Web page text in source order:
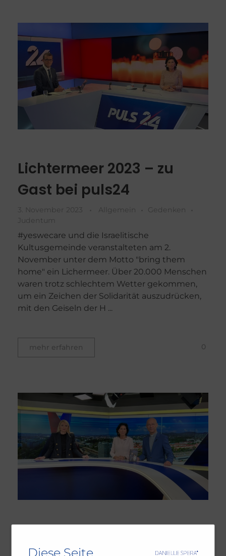
Lichtermeer 2023 – zu
Gast bei puls24
3. November 2023 Allgemein
Gedenken
Judentum
#yeswecare und die Israelitische
Kultusgemeinde veranstalteten am 2.
November unter dem Motto "bring them
home" ein Lichermeer. Über 20.000 Menschen
waren trotz schlechtem Wetter gekommen,
um ein Zeichen der Solidarität auszudrücken,
mit den Geiseln der H ...
mehr erfahren 0
Diese Seite